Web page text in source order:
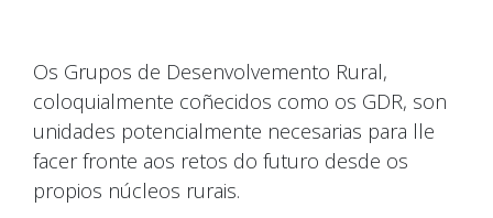
Os Grupos de Desenvolvemento Rural,
coloquialmente coñecidos como os GDR, son
unidades potencialmente necesarias para lle
facer fronte aos retos do futuro desde os
propios núcleos rurais.